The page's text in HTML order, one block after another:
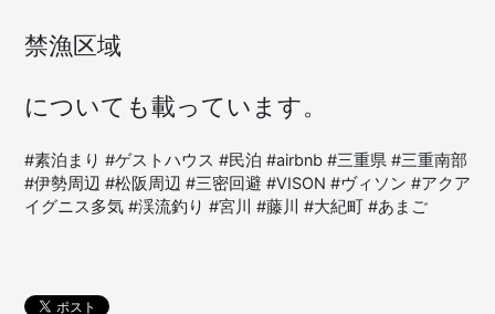
禁漁区域
についても載っています。
#素泊まり #ゲストハウス #民泊 #airbnb #三重県 #三重南部
#伊勢周辺 #松阪周辺 #三密回避 #VISON #ヴィソン #アクア
イグニス多気 #渓流釣り #宮川 #藤川 #大紀町 #あまご